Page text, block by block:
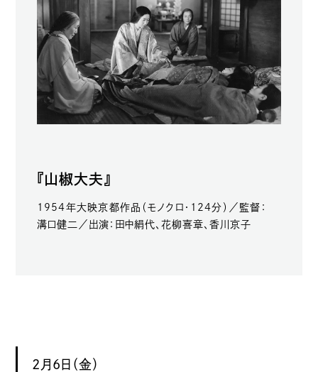
『山椒大夫』
1954年大映京都作品（モノクロ・124分）／監督：
溝口健二／出演：田中絹代、花柳喜章、香川京子
2月6日（金）